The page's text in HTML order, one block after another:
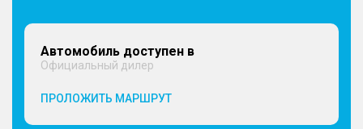
Автомобиль доступен в
Официальный дилер
ПРОЛОЖИТЬ МАРШРУТ